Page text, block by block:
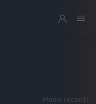
Meno recenti